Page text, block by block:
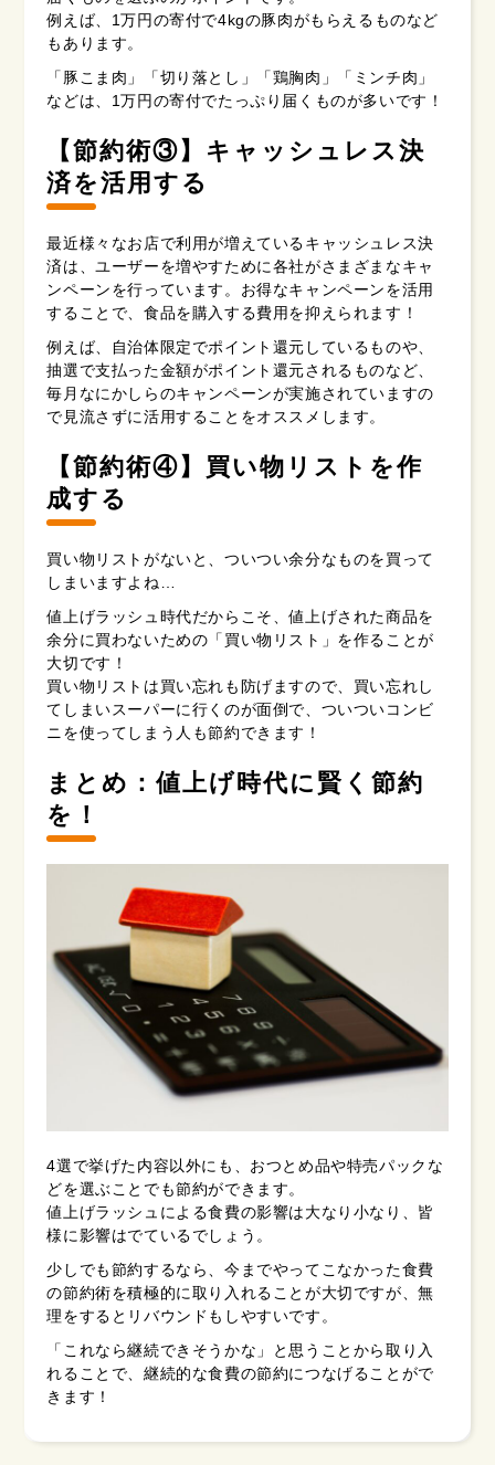
例えば、1万円の寄付で4kgの豚肉がもらえるものなど
もあります。
「豚こま肉」「切り落とし」「鶏胸肉」「ミンチ肉」
などは、1万円の寄付でたっぷり届くものが多いです！
【節約術③】キャッシュレス決
済を活用する
最近様々なお店で利用が増えているキャッシュレス決
済は、ユーザーを増やすために各社がさまざまなキャ
ンペーンを行っています。お得なキャンペーンを活用
することで、食品を購入する費用を抑えられます！
例えば、自治体限定でポイント還元しているものや、
抽選で支払った金額がポイント還元されるものなど、
毎月なにかしらのキャンペーンが実施されていますの
で見流さずに活用することをオススメします。
【節約術④】買い物リストを作
成する
買い物リストがないと、ついつい余分なものを買って
しまいますよね…
値上げラッシュ時代だからこそ、値上げされた商品を
余分に買わないための「買い物リスト」を作ることが
大切です！
買い物リストは買い忘れも防げますので、買い忘れし
てしまいスーパーに行くのが面倒で、ついついコンビ
ニを使ってしまう人も節約できます！
まとめ：値上げ時代に賢く節約
を！
4選で挙げた内容以外にも、おつとめ品や特売パックな
どを選ぶことでも節約ができます。
値上げラッシュによる食費の影響は大なり小なり、皆
様に影響はでているでしょう。
少しでも節約するなら、今までやってこなかった食費
の節約術を積極的に取り入れることが大切ですが、無
理をするとリバウンドもしやすいです。
「これなら継続できそうかな」と思うことから取り入
れることで、継続的な食費の節約につなげることがで
きます！